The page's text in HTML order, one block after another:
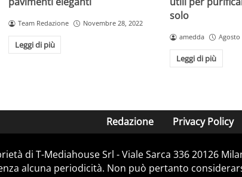
Team Redazione Novembre 28, 2022
Leggi di più
solo
amedda Agosto
Leggi di più
Redazione Privacy Policy
di T-Mediahouse Srl - Viale Sarca 336 20126
alcuna periodicità. Non può pertanto